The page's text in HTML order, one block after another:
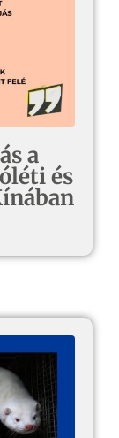
a
és